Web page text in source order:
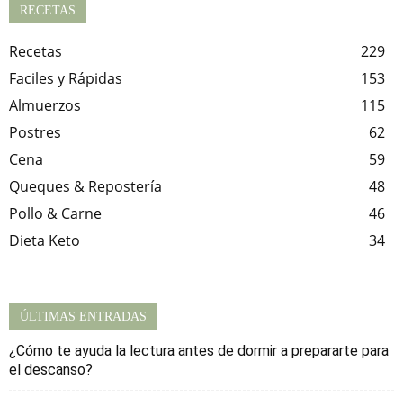
RECETAS
Recetas
229
Faciles y Rápidas
153
Almuerzos
115
Postres
62
Cena
59
Queques & Repostería
48
Pollo & Carne
46
Dieta Keto
34
ÚLTIMAS ENTRADAS
¿Cómo te ayuda la lectura antes de dormir a prepararte para
el descanso?